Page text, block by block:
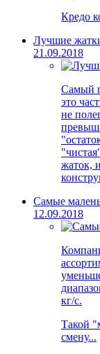
Кредо
Лучшие
21.09.2018
Самый
это
не
жаток,
Самые
12.09.2018
кг/с.
Такой
смену...